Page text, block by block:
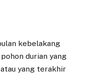
kebelakang
durian yang
yang terakhir